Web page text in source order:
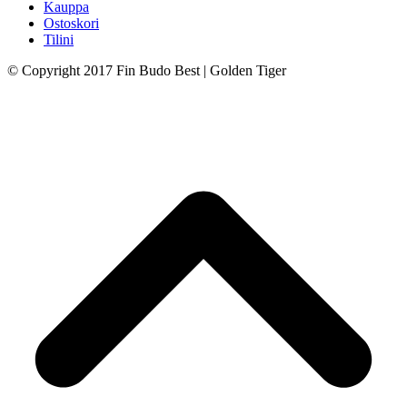
Kauppa
Ostoskori
Tilini
© Copyright 2017 Fin Budo Best | Golden Tiger